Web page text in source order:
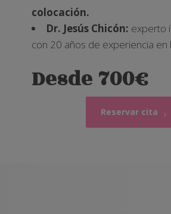
colocación.
Dr. Jesús Chicón: experto
con 20 años de experiencia en
Desde 700€
Reservar cita